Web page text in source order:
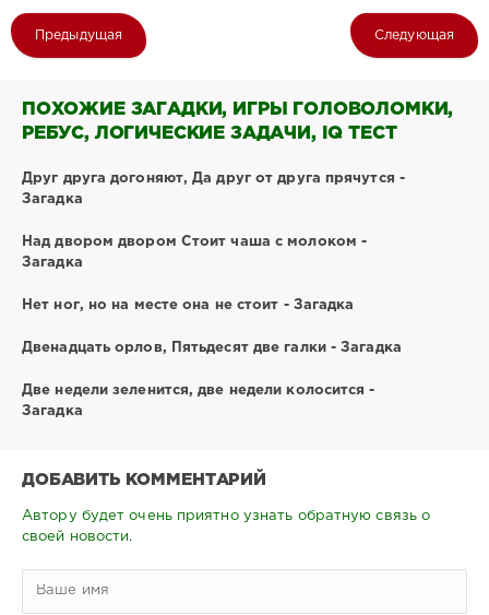
Предыдущая Следующая
ПОХОЖИЕ ЗАГАДКИ, ИГРЫ ГОЛОВОЛОМКИ,
РЕБУС, ЛОГИЧЕСКИЕ ЗАДАЧИ, IQ ТЕСТ
Друг друга догоняют, Да друг от друга прячутся -
Загадка
Над двором двором Стоит чаша с молоком -
Загадка
Нет ног, но на месте она не стоит - Загадка
Двенадцать орлов, Пятьдесят две галки - Загадка
Две недели зеленится, две недели колосится -
Загадка
ДОБАВИТЬ КОММЕНТАРИЙ
Автору будет очень приятно узнать обратную связь о
своей новости.